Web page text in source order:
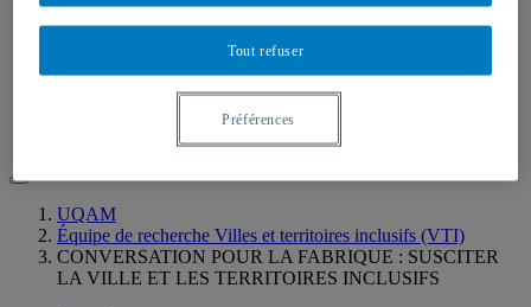
PUBLIQUE DANS LA PLANIFICATION
URBAINE
CONVERSATION POUR LA FABRIQUE :
INCLUSIFS
UQAM
Équipe de recherche Villes et territoires inclusifs (VTI)
CONVERSATION POUR LA FABRIQUE : SUSCITER
LA VILLE ET LES TERRITOIRES INCLUSIFS
Tout refuser
Préférences